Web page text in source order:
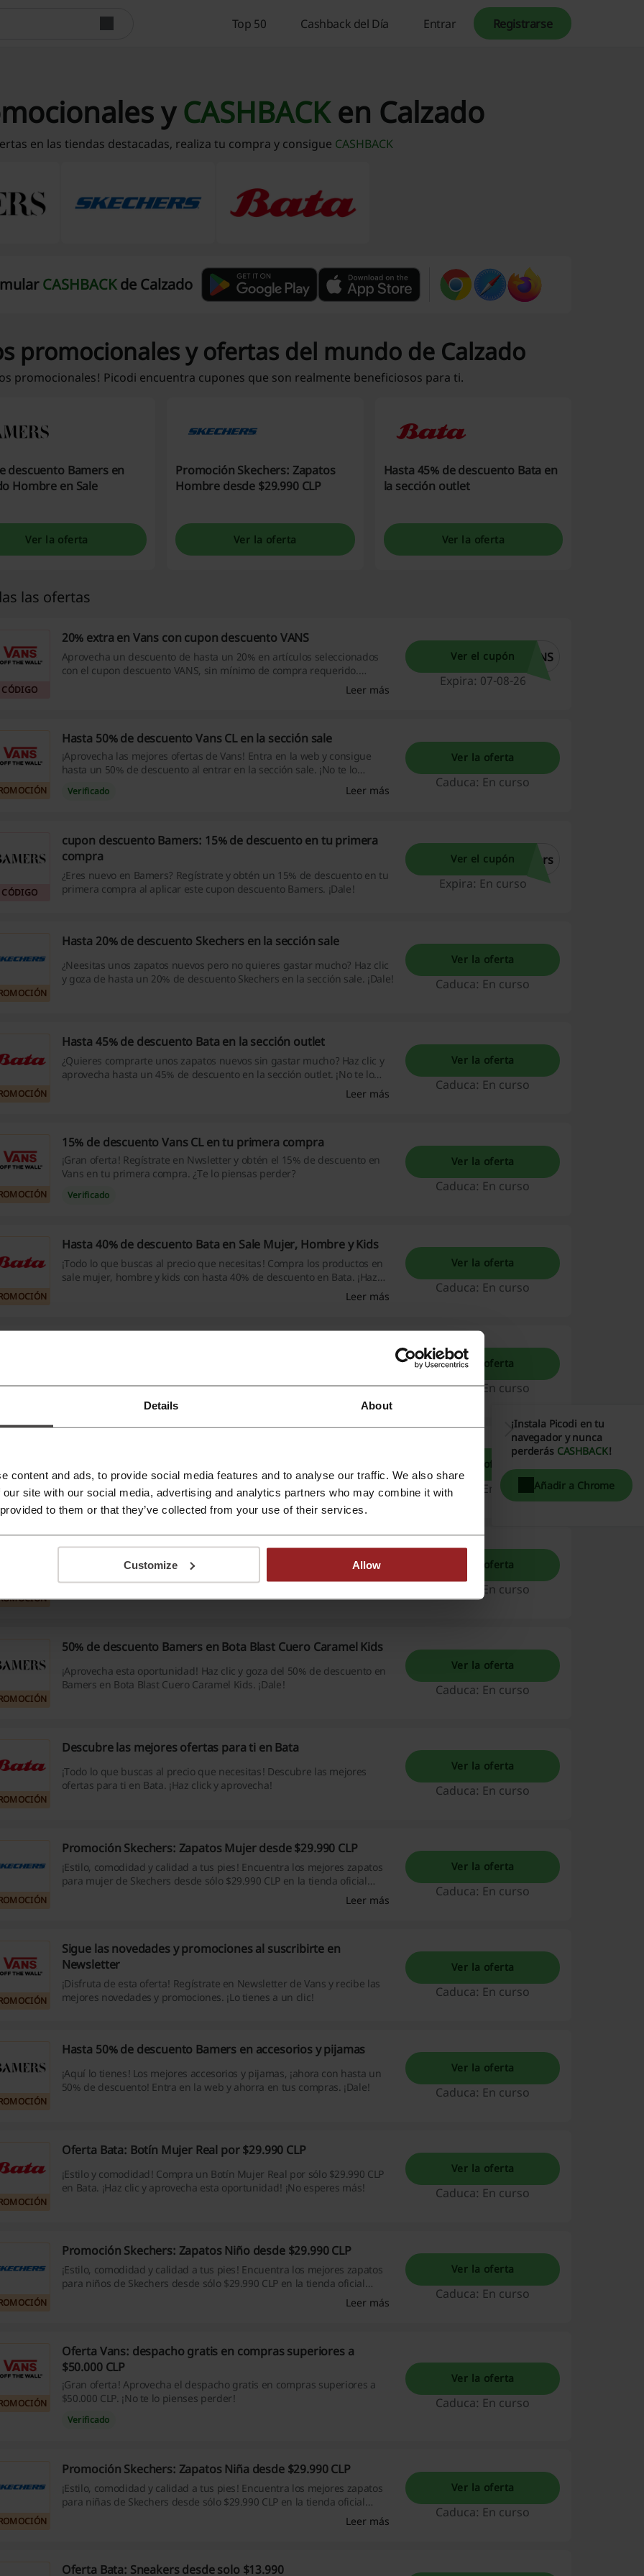
Details About
content and ads, to provide social media features and to analyse our traffic. We also share
site with our social media, advertising and analytics partners who may combine it with
to them or that they’ve collected from your use of their services.
Customize Allow
Top 50 Cashback del Día Entrar Registrarse
yCASHBACKen Calzado
en las tiendas destacadas, realiza tu compra y consigue CASHBACK
CASHBACKde Calzado
promocionales y ofertas del mundo de Calzado
promocionales! Picodi encuentra cupones que son realmente beneficiosos para ti.
descuento Bamers en
Hombre en Sale
Ver la oferta
Promoción Skechers: Zapatos
Hombre desde $29.990 CLP
Ver la oferta
Hasta 45% de descuento Bata en
la sección outlet
Ver la oferta
las ofertas
CÓDIGO
20% extra en Vans con cupon descuento VANS
Aprovecha un descuento de hasta un 20% en artículos seleccionados
con el cupon descuento VANS, sin mínimo de compra requerido.
Aplican términos y condiciones, y este cupón no se puede combinar con
Leer más
Ver el cupón
VNS
Expira: 07-08-26
Hasta 50% de descuento Vans CL en la sección sale
¡Aprovecha las mejores ofertas de Vans! Entra en la web y consigue
hasta un 50% de descuento al entrar en la sección sale. ¡No te lo
Leer más
Verificado
Ver la oferta
Caduca: En curso
CÓDIGO
cupon descuento Bamers: 15% de descuento en tu primera
compra
¿Eres nuevo en Bamers? Regístrate y obtén un 15% de descuento en tu
primera compra al aplicar este cupon descuento Bamers. ¡Dale!
Ver el cupón
ers
Expira: En curso
Hasta 20% de descuento Skechers en la sección sale
¿Neesitas unos zapatos nuevos pero no quieres gastar mucho? Haz clic
y goza de hasta un 20% de descuento Skechers en la sección sale. ¡Dale!
Ver la oferta
Caduca: En curso
Hasta 45% de descuento Bata en la sección outlet
¿Quieres comprarte unos zapatos nuevos sin gastar mucho? Haz clic y
aprovecha hasta un 45% de descuento en la sección outlet. ¡No te lo
Leer más
Ver la oferta
Caduca: En curso
15% de descuento Vans CL en tu primera compra
¡Gran oferta! Regístrate en Nwsletter y obtén el 15% de descuento en
Vans en tu primera compra. ¿Te lo piensas perder?
Verificado
Ver la oferta
Caduca: En curso
Hasta 40% de descuento Bata en Sale Mujer, Hombre y Kids
¡Todo lo que buscas al precio que necesitas! Compra los productos en
sale mujer, hombre y kids con hasta 40% de descuento en Bata. ¡Haz
Leer más
Ver la oferta
Caduca: En curso
online. ¡No pierdas esta oportunidad!
Ver la oferta
Caduca: En curso
zapatos, botines y más para hombre con hasta 70% de descuento en
Bamers. ¡Aprovecha esta oportunidad!
Leer más
Ver la oferta
Caduca: En curso
Novedades desde 7,990 CLP en las ofertas de Vans
¡Aprovecha esta oferta! Entra en la web y descubre las mejores
novedades de la tienda desde solo 7,990 CLP. ¡No te lo pierdas!
Ver la oferta
Caduca: En curso
50% de descuento Bamers en Bota Blast Cuero Caramel Kids
¡Aprovecha esta oportunidad! Haz clic y goza del 50% de descuento en
Bamers en Bota Blast Cuero Caramel Kids. ¡Dale!
Ver la oferta
Caduca: En curso
Descubre las mejores ofertas para ti en Bata
¡Todo lo que buscas al precio que necesitas! Descubre las mejores
ofertas para ti en Bata. ¡Haz click y aprovecha!
Ver la oferta
Caduca: En curso
Promoción Skechers: Zapatos Mujer desde $29.990 CLP
¡Estilo, comodidad y calidad a tus pies! Encuentra los mejores zapatos
para mujer de Skechers desde sólo $29.990 CLP en la tienda oficial
Leer más
Ver la oferta
Caduca: En curso
Sigue las novedades y promociones al suscribirte en
Newsletter
¡Disfruta de esta oferta! Regístrate en Newsletter de Vans y recibe las
mejores novedades y promociones. ¡Lo tienes a un clic!
Ver la oferta
Caduca: En curso
Hasta 50% de descuento Bamers en accesorios y pijamas
¡Aquí lo tienes! Los mejores accesorios y pijamas, ¡ahora con hasta un
50% de descuento! Entra en la web y ahorra en tus compras. ¡Dale!
Ver la oferta
Caduca: En curso
Oferta Bata: Botín Mujer Real por $29.990 CLP
¡Estilo y comodidad! Compra un Botín Mujer Real por sólo $29.990 CLP
en Bata. ¡Haz clic y aprovecha esta oportunidad! ¡No esperes más!
Ver la oferta
Caduca: En curso
Promoción Skechers: Zapatos Niño desde $29.990 CLP
¡Estilo, comodidad y calidad a tus pies! Encuentra los mejores zapatos
para niños de Skechers desde sólo $29.990 CLP en la tienda oficial
Leer más
Ver la oferta
Caduca: En curso
Oferta Vans: despacho gratis en compras superiores a
$50.000 CLP
¡Gran oferta! Aprovecha el despacho gratis en compras superiores a
$50.000 CLP. ¡No te lo pienses perder!
Verificado
Ver la oferta
Caduca: En curso
Promoción Skechers: Zapatos Niña desde $29.990 CLP
¡Estilo, comodidad y calidad a tus pies! Encuentra los mejores zapatos
para niñas de Skechers desde sólo $29.990 CLP en la tienda oficial
Leer más
Ver la oferta
Caduca: En curso
Oferta Bata: Sneakers desde solo $13.990
¡Instala Picodi en tu
navegador y nunca
perderás CASHBACK!
Añadir a Chrome